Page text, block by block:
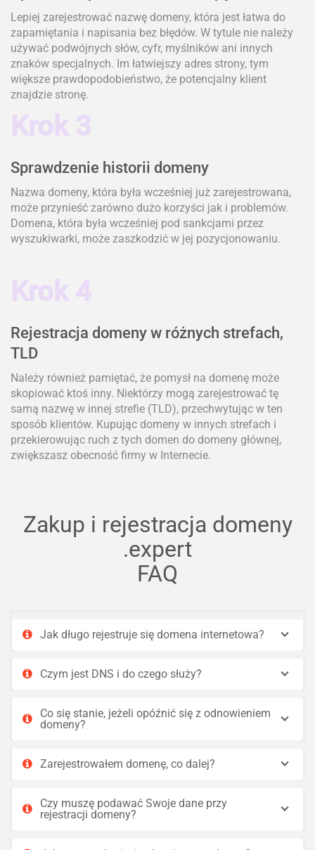
Lepiej zarejestrować nazwę domeny, która jest łatwa do
zapamiętania i napisania bez błędów. W tytule nie należy
używać podwójnych słów, cyfr, myślników ani innych
znaków specjalnych. Im łatwiejszy adres strony, tym
większe prawdopodobieństwo, że potencjalny klient
znajdzie stronę.
Krok 3
Sprawdzenie historii domeny
Nazwa domeny, która była wcześniej już zarejestrowana,
może przynieść zarówno dużo korzyści jak i problemów.
Domena, która była wcześniej pod sankcjami przez
wyszukiwarki, może zaszkodzić w jej pozycjonowaniu.
Krok 4
Rejestracja domeny w różnych strefach,
TLD
Należy również pamiętać, że pomysł na domenę może
skopiować ktoś inny. Niektórzy mogą zarejestrować tę
samą nazwę w innej strefie (TLD), przechwytując w ten
sposób klientów. Kupując domeny w innych strefach i
przekierowując ruch z tych domen do domeny głównej,
zwiększasz obecność firmy w Internecie.
Zakup i rejestracja domeny
.expert
FAQ
Jak długo rejestruje się domena internetowa?
Czym jest DNS i do czego służy?
Co się stanie, jeżeli opóźnić się z odnowieniem
domeny?
Zarejestrowałem domenę, co dalej?
Czy muszę podawać Swoje dane przy
rejestracji domeny?